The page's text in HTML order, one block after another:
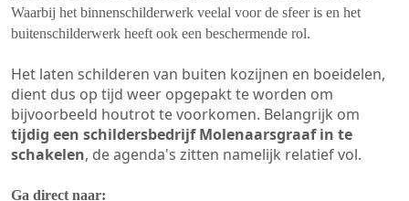
Waarbij het binnenschilderwerk veelal voor de sfeer is en het
buitenschilderwerk heeft ook een beschermende rol.
Het laten schilderen van buiten kozijnen en boeidelen,
dient dus op tijd weer opgepakt te worden om
bijvoorbeeld houtrot te voorkomen. Belangrijk om
tijdig een schildersbedrijf Molenaarsgraaf in te
schakelen, de agenda's zitten namelijk relatief vol.
Ga direct naar: